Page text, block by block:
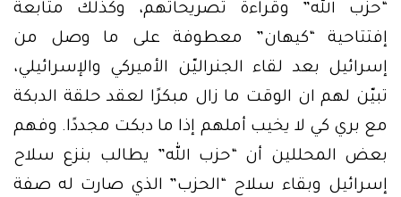
“حزب الله” وقراءة تصريحاتهم، وكذلك متابعة
إفتتاحية “كيهان” معطوفة على ما وصل من
إسرائيل بعد لقاء الجنراليّن الأميركي والإسرائيلي،
تبيّن لهم ان الوقت ما زال مبكرًا لعقد حلقة الدبكة
مع بري كي لا يخيب أملهم إذا ما دبكت مجددًا. وفهم
بعض المحللين أن “حزب الله” يطالب بنزع سلاح
إسرائيل وبقاء سلاح “الحزب” الذي صارت له صفة